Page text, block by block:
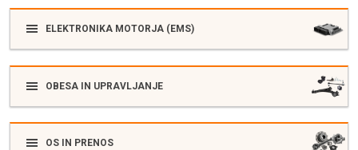
ELEKTRONIKA MOTORJA (EMS)
OBESA IN UPRAVLJANJE
OS IN PRENOS